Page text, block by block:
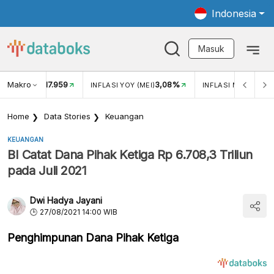
Indonesia
Masuk
Makro
USD/IDR 17.959 INFLASI YOY (MEI)3,08% INFLASI MOM (MEI)
Home Data Stories Keuangan
KEUANGAN
BI Catat Dana Pihak Ketiga Rp 6.708,3 Triliun
pada Juli 2021
Dwi Hadya Jayani
27/08/2021 14:00 WIB
Penghimpunan Dana Pihak Ketiga